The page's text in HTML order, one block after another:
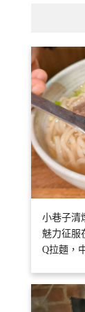
小巷子清
魅力征服
Q拉麵，